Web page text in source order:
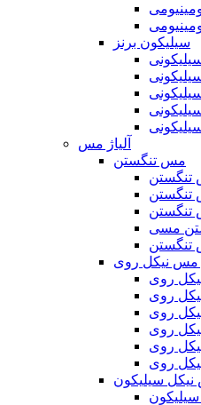
سیلیکون برنز
آلیاژ مس
مس تنگستن
تنگستن
تنگستن
مسی
تنگستن
مس نیکل روی
روی
روی
روی
روی
روی
روی
نیکل سیلیکون